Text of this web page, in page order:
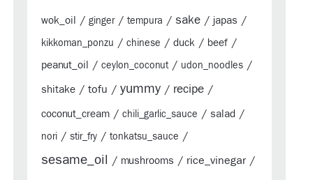
wok_oil / ginger/ tempura / sake / japas /
kikkoman_ponzu / chinese / duck / beef /
peanut_oil / ceylon_coconut / udon_noodles /
shitake / tofu / yummy / recipe /
coconut_cream / chili_garlic_sauce / salad /
nori / stir_fry / tonkatsu_sauce /
sesame_oil / mushrooms / rice_vinegar/